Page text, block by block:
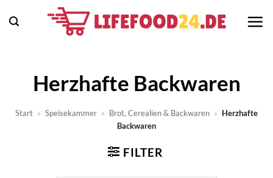
Inhalt
Herzhafte Backwaren
Start » Speisekammer » Brot, Cerealien & Backwaren » Herzhafte
Backwaren
FILTER